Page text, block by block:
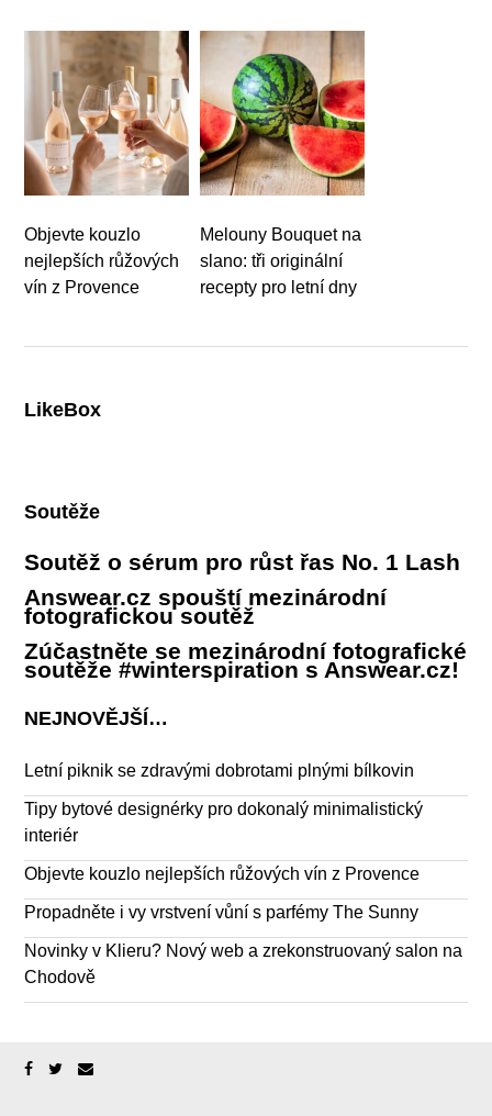
Objevte kouzlo
nejlepších růžových
vín z Provence
Melouny Bouquet na
slano: tři originální
recepty pro letní dny
LikeBox
Soutěže
Soutěž o sérum pro růst řas No. 1 Lash
Answear.cz spouští mezinárodní
fotografickou soutěž
Zúčastněte se mezinárodní fotografické
soutěže #winterspiration s Answear.cz!
NEJNOVĚJŠÍ…
Letní piknik se zdravými dobrotami plnými bílkovin
Tipy bytové designérky pro dokonalý minimalistický
interiér
Objevte kouzlo nejlepších růžových vín z Provence
Propadněte i vy vrstvení vůní s parfémy The Sunny
Novinky v Klieru? Nový web a zrekonstruovaný salon na
Chodově